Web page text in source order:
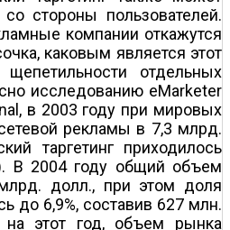
со стороны пользователей.
компании откажутся
каковым является этот
отдельных
исследованию eMarketer
в 2003 году при мировых
рекламы в 7,3 млрд.
таргетинг приходилось
В 2004 году общий объем
долл., при этом доля
до 6,9%, составив 627 млн.
этот год, объем рынка